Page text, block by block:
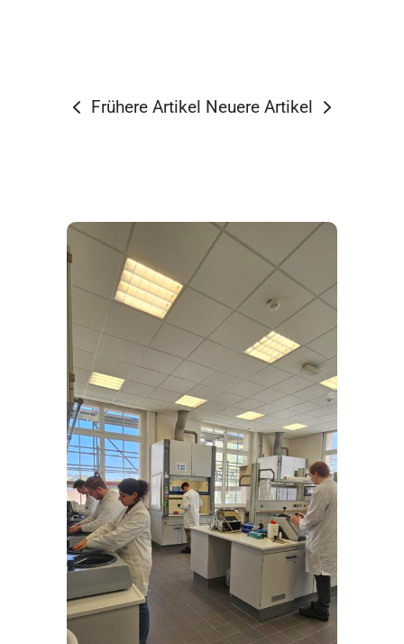
Frühere Artikel Neuere Artikel